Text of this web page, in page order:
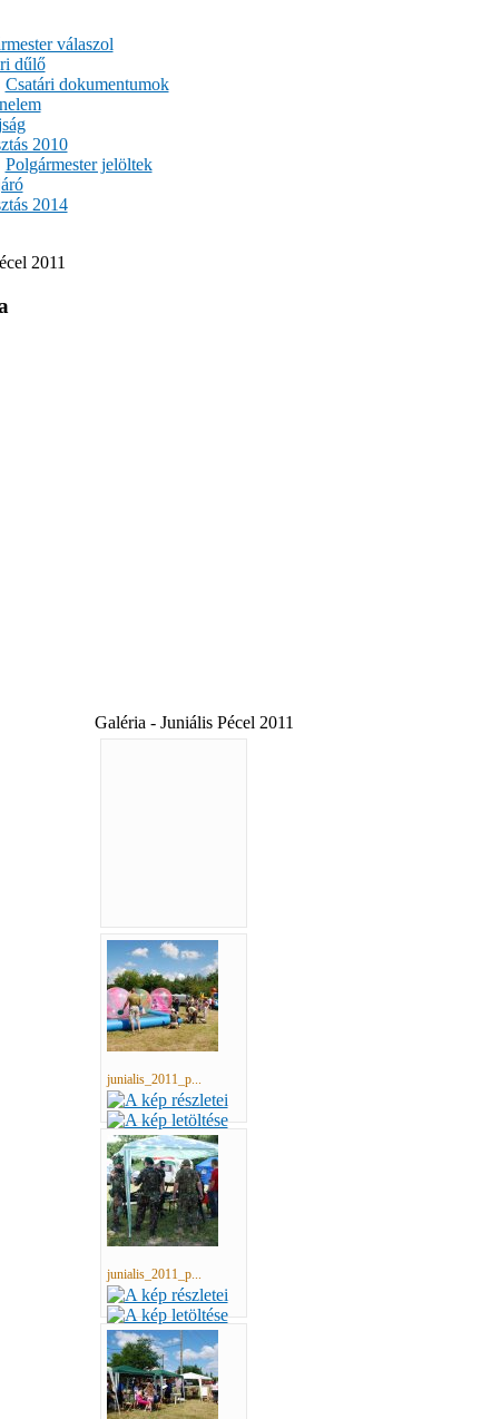
válaszol
dűlő
Csatári dokumentumok
2010
Polgármester jelöltek
2014
2011
Galéria - Juniális Pécel 2011
junialis_2011_p...
junialis_2011_p...